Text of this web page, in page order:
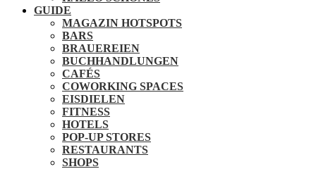
GUIDE
MAGAZIN HOTSPOTS
BARS
BRAUEREIEN
BUCHHANDLUNGEN
CAFÉS
COWORKING SPACES
EISDIELEN
FITNESS
HOTELS
POP-UP STORES
RESTAURANTS
SHOPS